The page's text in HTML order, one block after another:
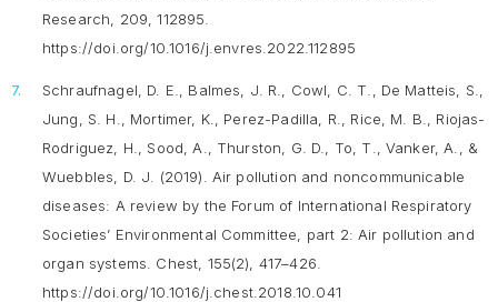
Research, 209 , 112895.
https://doi.org/10.1016/j.envres.2022.112895
Schraufnagel, D. E., Balmes, J. R., Cowl, C. T., De Matteis, S.,
Jung, S. H., Mortimer, K., Perez-Padilla, R., Rice, M. B., Riojas-
Rodriguez, H., Sood, A., Thurston, G. D., To, T., Vanker, A., &
Wuebbles, D. J. (2019). Air pollution and noncommunicable
diseases: A review by the Forum of International Respiratory
Societies’ Environmental Committee, part 2: Air pollution and
organ systems. Chest, 155(2), 417–426.
https://doi.org/10.1016/j.chest.2018.10.041